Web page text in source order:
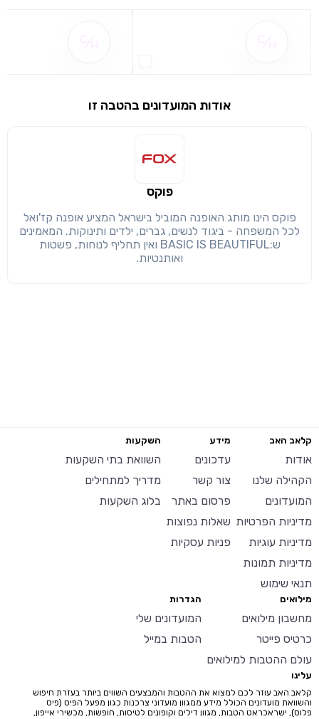
שימו לב!
הבנתי, המשך לאתר
אודות המועדונים בהטבה זו
פוקס
פוקס הינו מותג האופנה המוביל בישראל המציע אופנה קז'ואל
לכל המשפחה - ביגוד לנשים, גברים, ילדים ותינוקות. המאמינים
ש:BASIC IS BEAUTIFUL ואין תחליף לנוחות, פשטות
ואותנטיות.
קלאב האב
אודות
הקהילה שלנו
המועדונים
מדיניות הפרטיות
מדיניות עוגיות
מדיניות תמונות
תנאי שימוש
מידע
עדכונים
צור קשר
פרסום באתר
שאלות נפוצות
פניות עסקיות
השקעות
השוואת בתי השקעות
מדריך למתחילים
בלוג השקעות
מילואים
מחשבון מילואים
כרטיס פייטר
עולם ההטבות למילואים
הגדרות
המועדונים שלי
הטבות במייל
עלינו
קלאב האב עוזר לכם למצוא את ההטבות והמבצעים השווים ביותר בעזרת חיפוש
והשוואת מועדונים הכולל מידע ממגוון מועדוני צרכנות כגון מפעל הפיס (פיס
פלוס), ישראכראט הטבות, מגוון דילים וקופונים לטיסות, חופשות, מכשירי אייפון,